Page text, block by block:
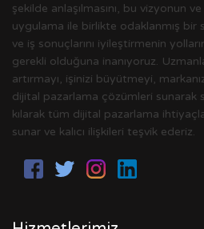
şekilde anlaşılmasını, bu vizyonun
uygulama ile birlikte odaklanmış bir
ve iş sonuçlarını iyileştirmenin
gerekli olduğuna inanıyoruz.
artırmayı, işinizi büyütmeyi,
dijital pazarlama çözümleri sunarak
kılarak tüm dijital pazarlama
sunar ve kalıcı ilişkileri teşvik ederiz.